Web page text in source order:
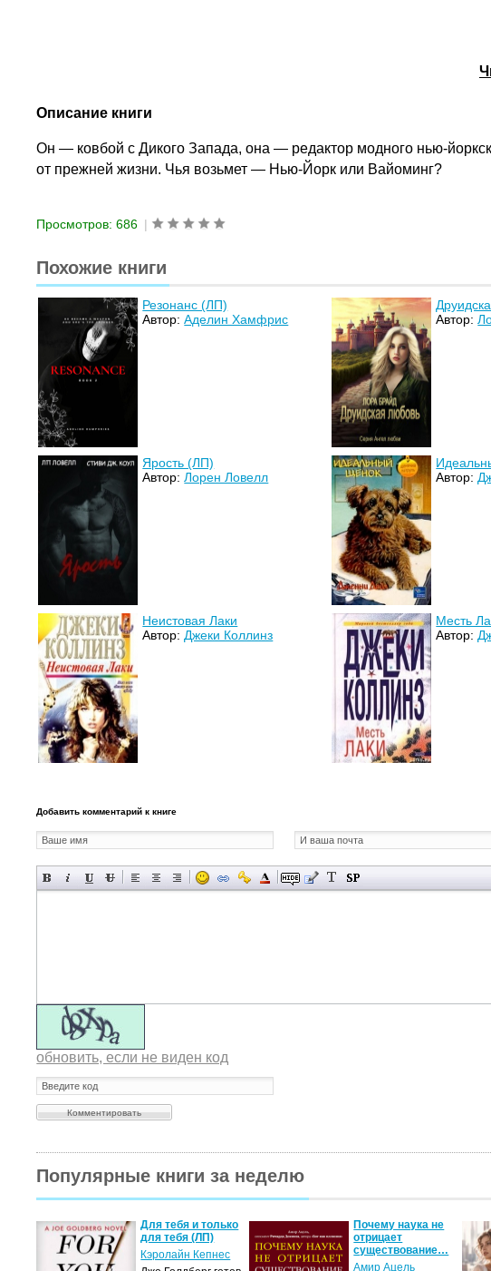
Описание книги
Он — ковбой с Дикого Запада, она — редактор модного нью-
от прежней жизни. Чья возьмет — Нью-Йорк или Вайоминг?
Просмотров: 686 |
Похожие книги
Резонанс (ЛП)
Автор:Аделин Хамфрис
Автор:
Ярость (ЛП)
Автор:Лорен Ловелл
Автор:
Неистовая Лаки
Автор:Джеки Коллинз
Месть
Автор:
Добавить комментарий к книге
обновить, если не виден код
Популярные книги за неделю
Для тебя и только
для тебя (ЛП)
Кэролайн Кепнес
Почему наука не
отрицает
существование…
Амир Ацель